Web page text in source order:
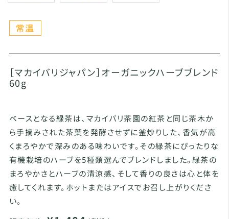
［マカイバリジャパン］オーガニックハーブブレンド
60g
ベースとなる緑茶は、マカイバリ茶園の紅茶と同じ茶木か
ら手摘みされた茶葉を発酵させずに釜炒りした、香気が高
くまろやかで深みのある味わいです。その緑茶にぴったりな
有機栽培のハーブを5種類選んでブレンドしました。緑茶の
まろやかさとハーブの清涼感、そして香りの良さは心と体を
癒してくれます。ホットまたはアイスでお召し上がりくださ
い。